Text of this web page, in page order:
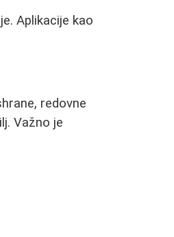
Aplikacije kao
redovne
Važno je